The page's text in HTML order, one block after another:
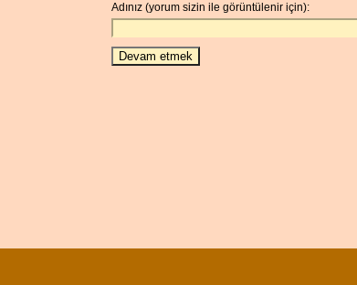
Adınız (yorum sizin ile görüntülenir için):